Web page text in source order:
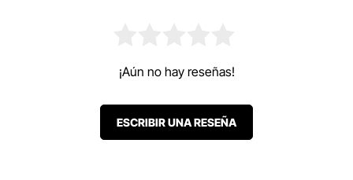
¡Aún no hay reseñas!
ESCRIBIR UNA RESEÑA